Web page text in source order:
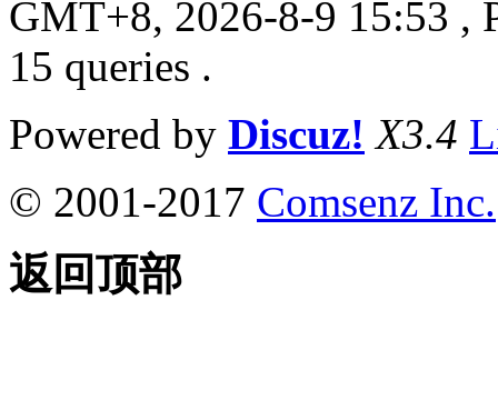
GMT+8, 2026-8-9 15:53 ,
15 queries .
Powered by Discuz! X3.4
© 2001-2017 Comsenz Inc.
返回顶部